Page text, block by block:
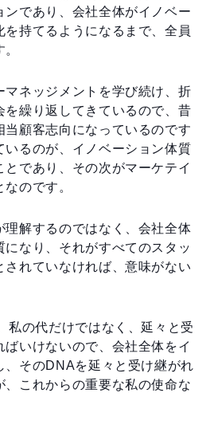
ンであり、会社全体がイノベー
を持てるようになるまで、全員
マネッジメントを学び続け、折
を繰り返してきているので、昔
当顧客志向になっているのです
いるのが、イノベーション体質
とであり、その次がマーケテイ
のです。
理解するのではなく、会社全体
になり、それがすべてのスタッ
されていなければ、意味がない
私の代だけではなく、延々と受
ばいけないので、会社全体をイ
、そのDNAを延々と受け継がれ
、これからの重要な私の使命な